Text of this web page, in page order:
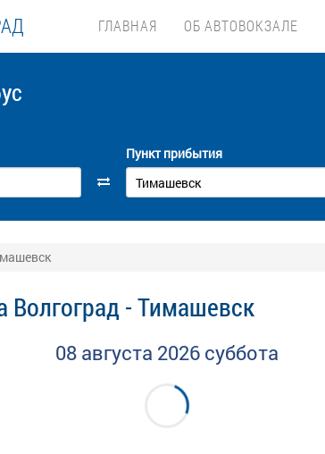
ГЛАВНАЯ ОБ АВТОВОКЗАЛЕ
Пункт прибытия
Волгоград - Тимашевск
08 августа 2026 суббота